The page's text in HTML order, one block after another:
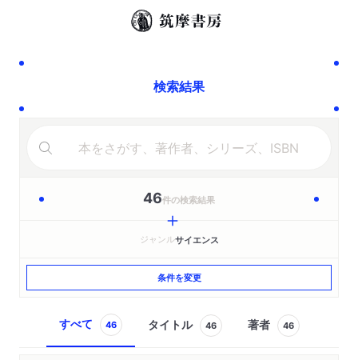
検索結果
46件の検索結果
ジャンルサイエンス
条件を変更
すべて 46 タイトル 46 著者 46